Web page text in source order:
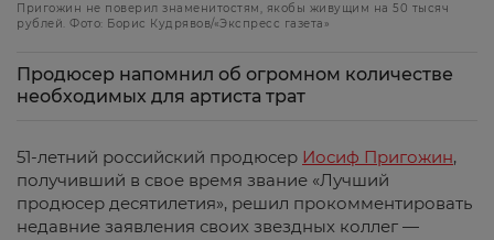
Пригожин не поверил знаменитостям, якобы живущим на 50 тысяч
рублей. Фото: Борис Кудрявов/«Экспресс газета»
Продюсер напомнил об огромном количестве
необходимых для артиста трат
51-летний российский продюсер Иосиф Пригожин,
получивший в свое время звание «Лучший
продюсер десятилетия», решил прокомментировать
недавние заявления своих звездных коллег —